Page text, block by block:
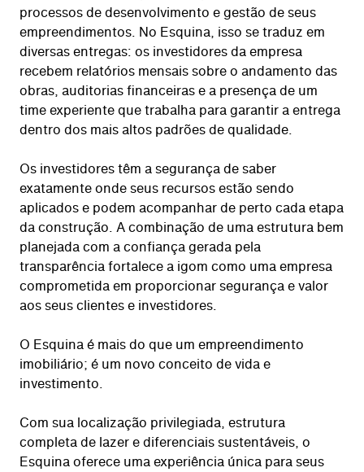
processos de desenvolvimento e gestão de seus
empreendimentos. No Esquina, isso se traduz em
diversas entregas: os investidores da empresa
recebem relatórios mensais sobre o andamento das
obras, auditorias financeiras e a presença de um
time experiente que trabalha para garantir a entrega
dentro dos mais altos padrões de qualidade.
Os investidores têm a segurança de saber
exatamente onde seus recursos estão sendo
aplicados e podem acompanhar de perto cada etapa
da construção. A combinação de uma estrutura bem
planejada com a confiança gerada pela
transparência fortalece a igom como uma empresa
comprometida em proporcionar segurança e valor
aos seus clientes e investidores.
O Esquina é mais do que um empreendimento
imobiliário; é um novo conceito de vida e
investimento.
Com sua localização privilegiada, estrutura
completa de lazer e diferenciais sustentáveis, o
Esquina oferece uma experiência única para seus